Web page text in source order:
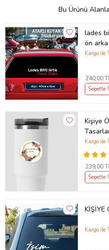
Bu Ürünü
lades
ön arka
komik
Kargo ile
240,00
Sepette
Kişiye
Kargo ile
239,00
Sepette
KİŞİYE
Kargo ile